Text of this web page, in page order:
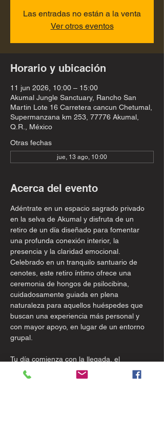
Las entradas no están a la venta
Ver otros eventos
Horario y ubicación
11 jun 2026, 10:00 – 15:00
Akumal Jungle Sanctuary, Rancho San
Martin Lote 16 Carretera cancun Chetumal,
Supermanzana km 253, 77776 Akumal,
Q.R., México
Otras fechas
jue, 13 ago, 10:00
Acerca del evento
Adéntrate en un espacio sagrado privado
en la selva de Akumal y disfruta de un
retiro de un día diseñado para fomentar
una profunda conexión interior, la
presencia y la claridad emocional.
Celebrado en un tranquilo santuario de
cenotes, este retiro íntimo ofrece una
ceremonia de hongos de psilocibina,
cuidadosamente guiada en plena
naturaleza para aquellos huéspedes que
buscan una experiencia más personal y
con mayor apoyo, en lugar de un entorno
grupal.
Tu día comienza con la llegada, el
enraizamiento y la conexión con la belleza
natural del santuario. A través de la